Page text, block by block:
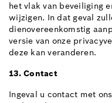
het vlak van beveiliging
wijzigen. In dat geval
dienovereenkomstig
versie van onze
deze kan veranderen.
13. Contact
Ingeval u contact met